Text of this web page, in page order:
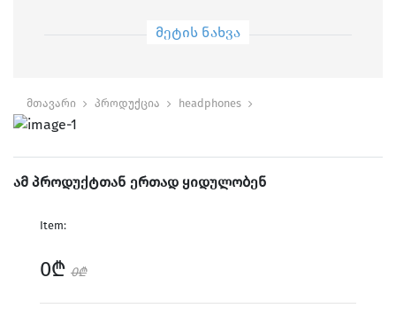
Chargers & Cables
მეტის ნახვა
მთავარი პროდუქცია headphones
ამ პროდუქტთან ერთად ყიდულობენ
Item:
0₾ 0₾